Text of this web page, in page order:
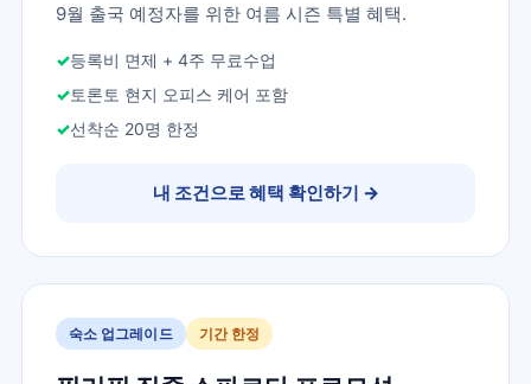
9월 출국 예정자를 위한 여름 시즌 특별 혜택.
등록비 면제 + 4주 무료수업
토론토 현지 오피스 케어 포함
선착순 20명 한정
내 조건으로 혜택 확인하기 →
숙소 업그레이드 기간 한정